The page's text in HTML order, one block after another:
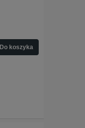
Do koszyka